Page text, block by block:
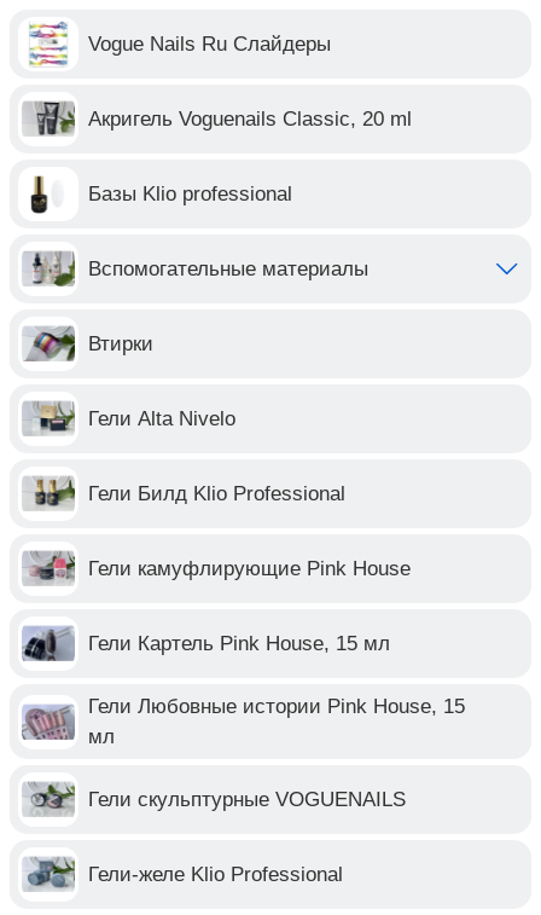
Vogue Nails Ru Слайдеры
Акригель Voguenails Classic, 20 ml
Базы Klio professional
Вспомогательные материалы
Втирки
Гели Alta Nivelo
Гели Билд Klio Professional
Гели камуфлирующие Pink House
Гели Картель Pink House, 15 мл
Гели Любовные истории Pink House, 15
мл
Гели скульптурные VOGUENAILS
Гели-желе Klio Professional